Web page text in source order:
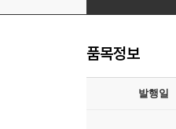
품목정보
발행일